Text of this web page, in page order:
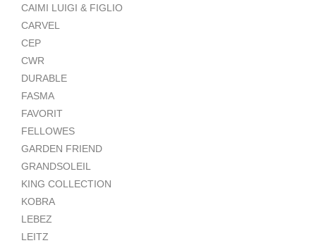
CAIMI LUIGI & FIGLIO
CARVEL
CEP
CWR
DURABLE
FASMA
FAVORIT
FELLOWES
GARDEN FRIEND
GRANDSOLEIL
KING COLLECTION
KOBRA
LEBEZ
LEITZ